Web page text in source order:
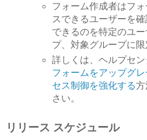
フォーム作成者はフ
スできるユーザーを
できるのを特定のユ
プ、対象グループに限
詳しくは、ヘルプセ
フォームをアップグ
セス制御を強化する方
さい。
リリース スケジュール